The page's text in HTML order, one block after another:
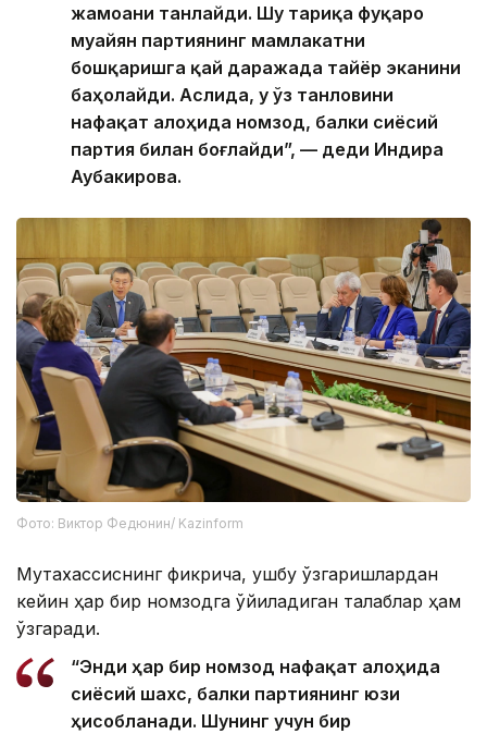
жамоани танлайди. Шу тариқа фуқаро
муайян партиянинг мамлакатни
бошқаришга қай даражада тайёр эканини
баҳолайди. Аслида, у ўз танловини
нафақат алоҳида номзод, балки сиёсий
партия билан боғлайди”, — деди Индира
Аубакирова.
Фото: Виктор Федюнин/ Kazinform
Мутахассиснинг фикрича, ушбу ўзгаришлардан
кейин ҳар бир номзодга қўйиладиган талаблар ҳам
ўзгаради.
“Энди ҳар бир номзод нафақат алоҳида
сиёсий шахс, балки партиянинг юзи
ҳисобланади. Шунинг учун бир